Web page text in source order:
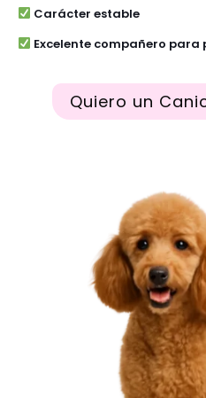
Carácter estable
Excelente compañero para
Quiero un